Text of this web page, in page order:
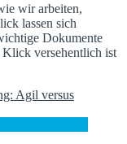
wir arbeiten,
lassen sich
Dokumente
Klick versehentlich ist